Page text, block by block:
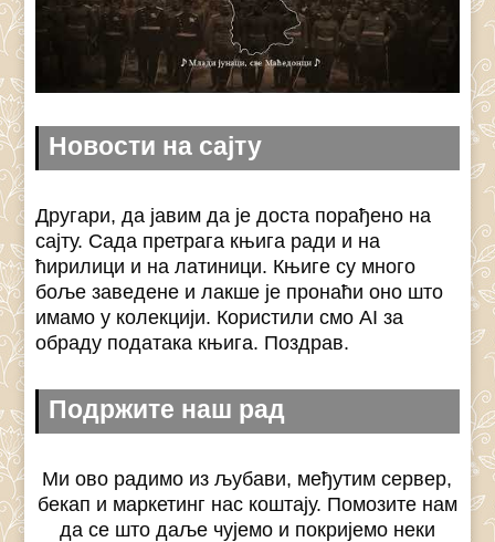
Новости на сајту
Другари, да јавим да је доста порађено на
сајту. Сада претрага књига ради и на
ћирилици и на латиници. Књиге су много
боље заведене и лакше је пронаћи оно што
имамо у колекцији. Користили смо AI за
обраду података књига. Поздрав.
Подржите наш рад
Ми ово радимо из љубави, међутим сервер,
бекап и маркетинг нас коштају. Помозите нам
да се што даље чујемо и покријемо неки